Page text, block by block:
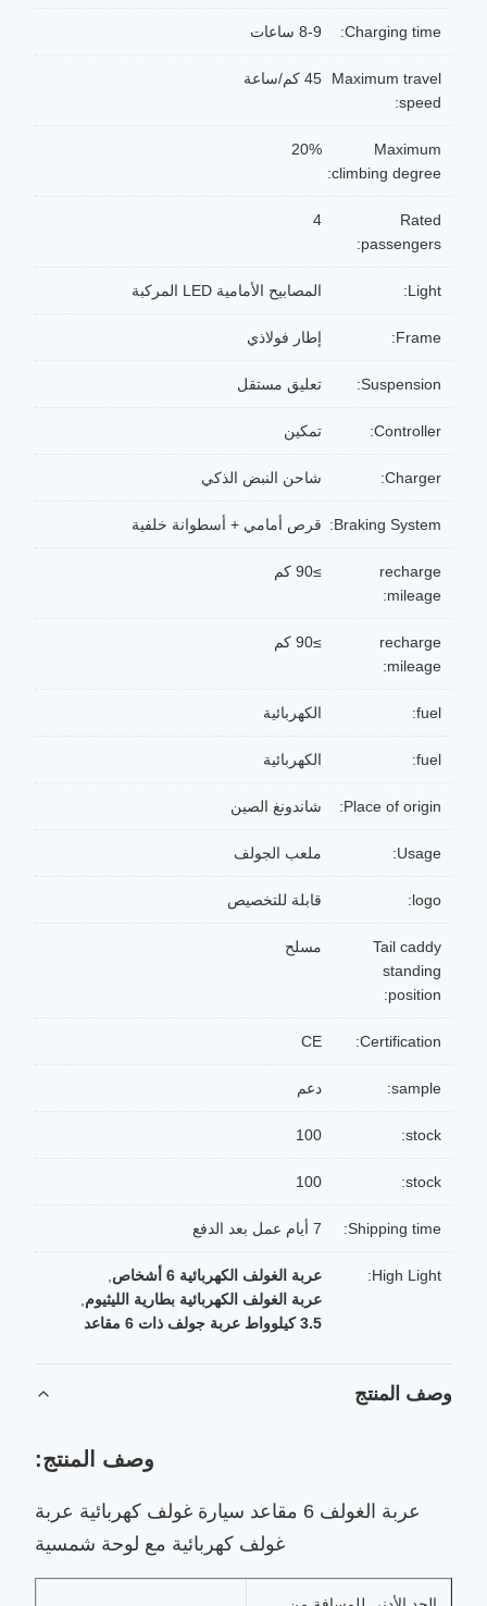
Charging time: 8-9 ساعات
Maximum travel
speed:
45 كم/ساعة
Maximum
climbing degree:
20%
Rated
passengers:
4
Light: المصابيح الأمامية LED المركبة
Frame: إطار فولاذي
Suspension: تعليق مستقل
Controller: تمكين
Charger: شاحن النبض الذكي
Braking System: قرص أمامي + أسطوانة خلفية
recharge
mileage:
≥90 كم
recharge
mileage:
≥90 كم
fuel: الكهربائية
fuel: الكهربائية
Place of origin: شاندونغ الصين
Usage: ملعب الجولف
logo: قابلة للتخصيص
Tail caddy
standing
position:
مسلح
Certification:
CE
sample: دعم
stock:
100
stock:
100
Shipping time: 7 أيام عمل بعد الدفع
High Light: عربة الغولف الكهربائية 6 أشخاص
عربة الغولف الكهربائية بطارية الليثيوم
3.5 كيلوواط عربة جولف ذات 6 مقاعد
وصف المنتج
وصف المنتج:
عربة الغولف 6 مقاعد سيارة غولف كهربائية عربة
غولف كهربائية مع لوحة شمسية